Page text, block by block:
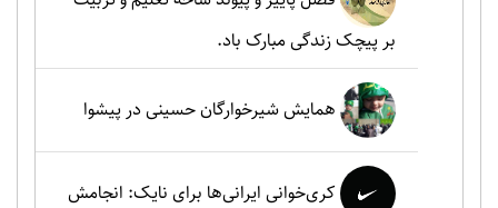
بر پیچک زندگی مبارک باد.
همایش شیرخوارگان حسینی در پیشوا
کری‌خوانی ایرانی‌ها برای نایک: انجامش